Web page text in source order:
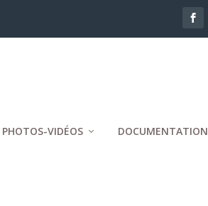
PHOTOS-VIDÉOS DOCUMENTATION